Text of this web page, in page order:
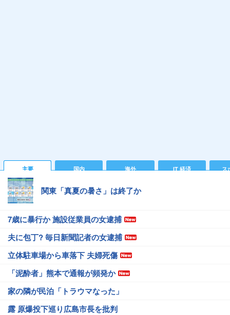
主要 国内 海外 IT 経済 ス
関東「真夏の暑さ」は終了か
7歳に暴行か 施設従業員の女逮捕
夫に包丁? 毎日新聞記者の女逮捕
立体駐車場から車落下 夫婦死傷
「泥酔者」熊本で通報が頻発か
家の隣が民泊「トラウマなった」
露 原爆投下巡り広島市長を批判